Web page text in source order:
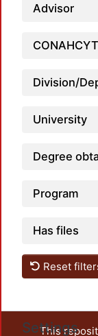
Advisor
Division/
University
Degree
Program
Has files
Reset
Settings
This